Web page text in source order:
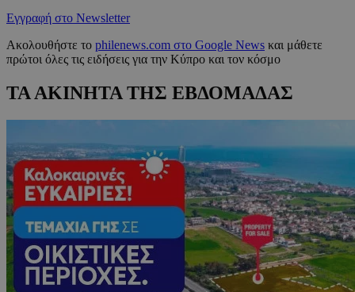
Εγγραφή στο Newsletter
Ακολουθήστε το philenews.com στο Google News και μάθετε
πρώτοι όλες τις ειδήσεις για την Κύπρο και τον κόσμο
ΤΑ ΑΚΙΝΗΤΑ ΤΗΣ ΕΒΔΟΜΑΔΑΣ